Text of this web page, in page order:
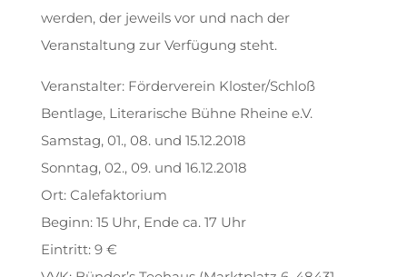
werden, der jeweils vor und nach der
Veranstaltung zur Verfügung steht.
Veranstalter: Förderverein Kloster/Schloß
Bentlage, Literarische Bühne Rheine e.V.
Samstag, 01., 08. und 15.12.2018
Sonntag, 02., 09. und 16.12.2018
Ort: Calefaktorium
Beginn: 15 Uhr, Ende ca. 17 Uhr
Eintritt: 9 €